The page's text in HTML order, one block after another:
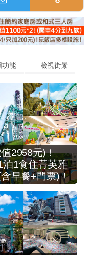
功能 檢視街景
2958元)！
泊1食住菁英雅
早餐+門票)！